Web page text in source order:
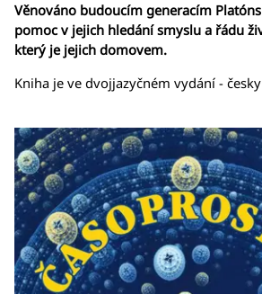
Věnováno budoucím generacím
pomoc v jejich hledání smyslu a řádu
který je jejich domovem.
Kniha je ve dvojjazyčném vydání -